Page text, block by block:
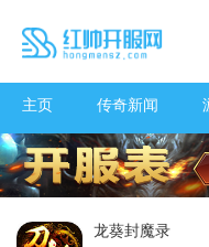
主页 传奇新闻
龙葵封魔录